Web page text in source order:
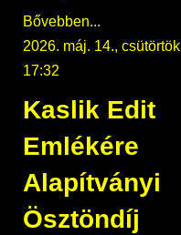
Bővebben...
2026. máj. 14., csütörtök
17:32
Kaslik Edit
Emlékére
Alapítványi
Ösztöndíj